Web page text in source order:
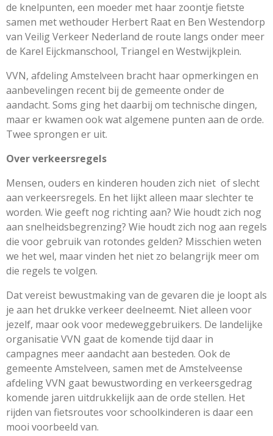
de knelpunten, een moeder met haar zoontje fietste
samen met wethouder Herbert Raat en Ben Westendorp
van Veilig Verkeer Nederland de route langs onder meer
de Karel Eijckmanschool, Triangel en Westwijkplein.
VVN, afdeling Amstelveen bracht haar opmerkingen en
aanbevelingen recent bij de gemeente onder de
aandacht. Soms ging het daarbij om technische dingen,
maar er kwamen ook wat algemene punten aan de orde.
Twee sprongen er uit.
Over verkeersregels
Mensen, ouders en kinderen houden zich niet of slecht
aan verkeersregels. En het lijkt alleen maar slechter te
worden. Wie geeft nog richting aan? Wie houdt zich nog
aan snelheidsbegrenzing? Wie houdt zich nog aan regels
die voor gebruik van rotondes gelden? Misschien weten
we het wel, maar vinden het niet zo belangrijk meer om
die regels te volgen.
Dat vereist bewustmaking van de gevaren die je loopt als
je aan het drukke verkeer deelneemt. Niet alleen voor
jezelf, maar ook voor medeweggebruikers. De landelijke
organisatie VVN gaat de komende tijd daar in
campagnes meer aandacht aan besteden. Ook de
gemeente Amstelveen, samen met de Amstelveense
afdeling VVN gaat bewustwording en verkeersgedrag
komende jaren uitdrukkelijk aan de orde stellen. Het
rijden van fietsroutes voor schoolkinderen is daar een
mooi voorbeeld van.